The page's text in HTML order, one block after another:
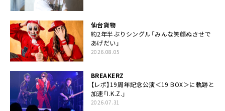
仙台貨物
約2年半ぶりシングル「みんな笑顔ぬさせで
あげだい」
2026.08.05
BREAKERZ
【レポ】19周年記念公演＜19 BOX＞に軌跡と
加速「I.K.Z.」
2026.07.31